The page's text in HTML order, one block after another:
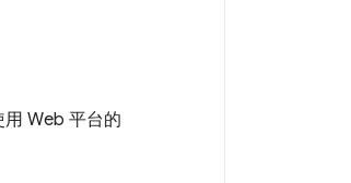
Web 平台的